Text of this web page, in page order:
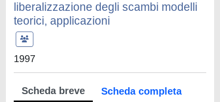
liberalizzazione degli scambi modelli
teorici, applicazioni
1997
Scheda breve
Scheda completa